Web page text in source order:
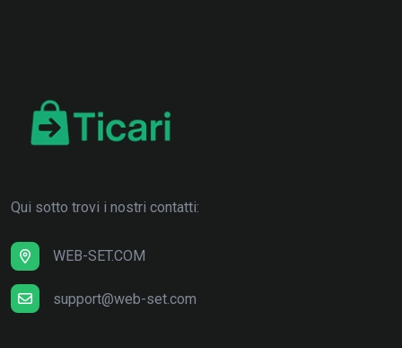
Qui sotto trovi i nostri contatti:
WEB-SET.COM
support@web-set.com